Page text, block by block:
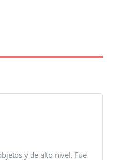
y de alto nivel. Fue